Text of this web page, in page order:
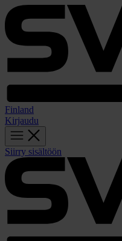
Finland
Kirjaudu
Siirry sisältöön